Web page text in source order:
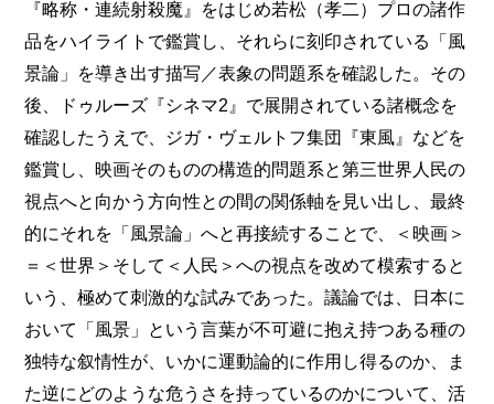
『略称・連続射殺魔』をはじめ若松（孝二）プロの諸作
品をハイライトで鑑賞し、それらに刻印されている「風
景論」を導き出す描写／表象の問題系を確認した。その
後、ドゥルーズ『シネマ2』で展開されている諸概念を
確認したうえで、ジガ・ヴェルトフ集団『東風』などを
鑑賞し、映画そのものの構造的問題系と第三世界人民の
視点へと向かう方向性との間の関係軸を見い出し、最終
的にそれを「風景論」へと再接続することで、＜映画＞
＝＜世界＞そして＜人民＞への視点を改めて模索すると
いう、極めて刺激的な試みであった。議論では、日本に
おいて「風景」という言葉が不可避に抱え持つある種の
独特な叙情性が、いかに運動論的に作用し得るのか、ま
た逆にどのような危うさを持っているのかについて、活